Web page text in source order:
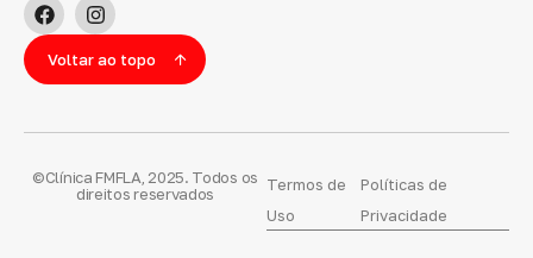
Voltar ao topo
©Clínica FMFLA, 2025. Todos os
direitos reservados
Termos de
Uso
Políticas de
Privacidade